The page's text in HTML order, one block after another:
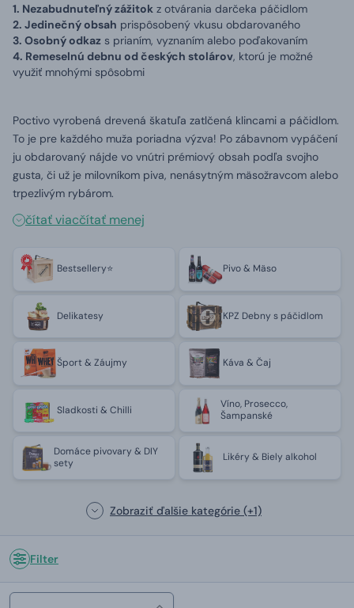
1. Nezabudnuteľný zážitok z otvárania darčeka páčidlom
2. Jedinečný obsah prispôsobený vkusu obdarovaného
3. Osobný odkaz s prianím, vyznaním alebo poďakovaním
4. Remeselnú debnu od českých stolárov, ktorú je možné
využiť mnohými spôsobmi
Poctivo vyrobená drevená škatuľa zatlčená klincami a páčidlom.
To je pre každého muža poriadna výzva! Po zábavnom vypáčení
ju obdarovaný nájde vo vnútri prémiový obsah podľa svojho
gusta, či už je milovníkom piva, nenásytným mäsožravcom alebo
trpezlivým rybárom.
čítať viacčítať menej
Bestsellery⭐ Pivo & Mäso
Delikatesy KPZ Debny s páčidlom
Šport & Záujmy Káva & Čaj
Sladkosti & Chilli
Víno, Prosecco,
Šampanské
Domáce pivovary & DIY
sety
Likéry & Biely alkohol
Zobraziť ďalšie kategórie (+1)
Filter